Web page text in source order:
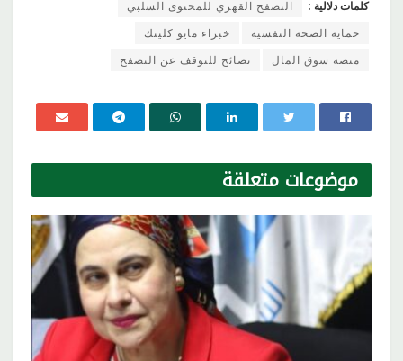
كلمات دلالية :
التصفح القهري للمحتوى السلبي
حماية الصحة النفسية
خبراء مايو كلينك
منصة سوق المال
نصائح للتوقف عن التصفح
موضوعات متعلقة